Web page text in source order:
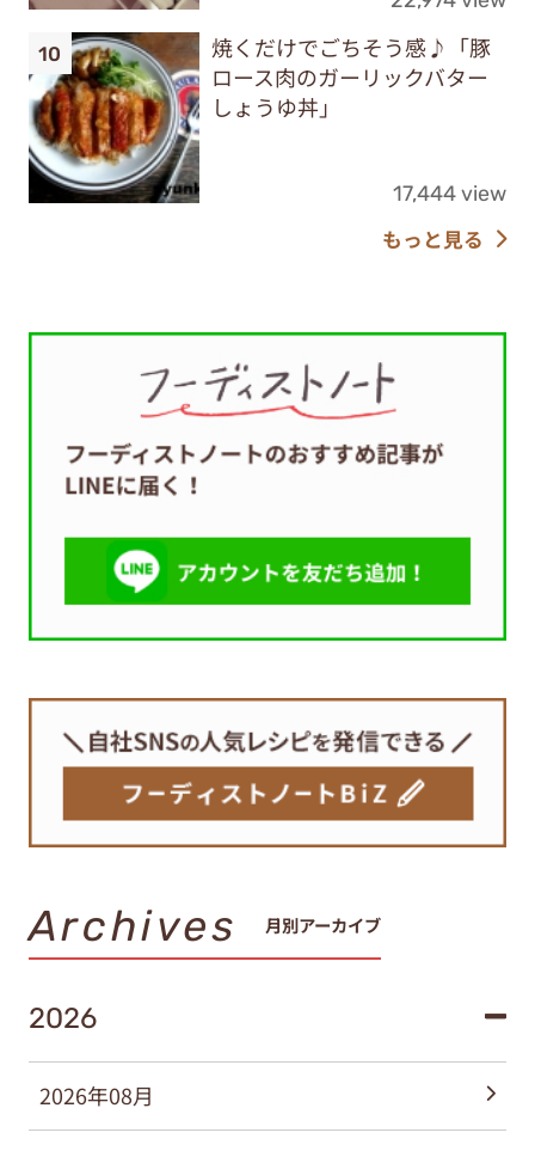
焼くだけでごちそう感♪「豚
ロース肉のガーリックバター
しょうゆ丼」
17,444 view
もっと見る
Archives 月別アーカイブ
2026
2026年08月